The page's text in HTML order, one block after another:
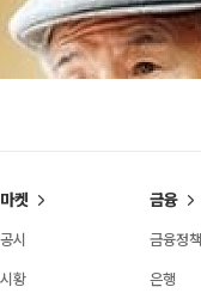
마켓
공시
시황
금융
금융정책
은행